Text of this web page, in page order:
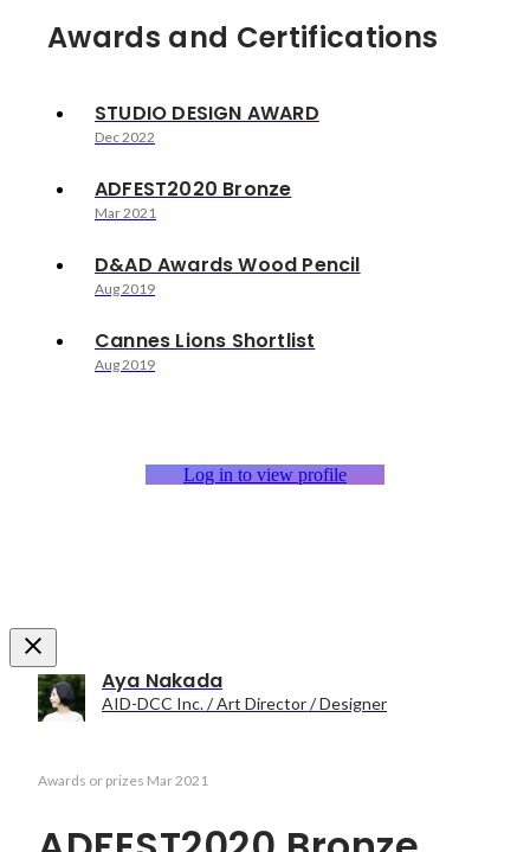
Awards and Certifications
STUDIO DESIGN AWARD
Dec 2022
ADFEST2020 Bronze
Mar 2021
D&AD Awards Wood Pencil
Aug 2019
Cannes Lions Shortlist
Aug 2019
Log in to view profile
Aya Nakada
AID-DCC Inc. / Art Director / Designer
Awards or prizes Mar 2021